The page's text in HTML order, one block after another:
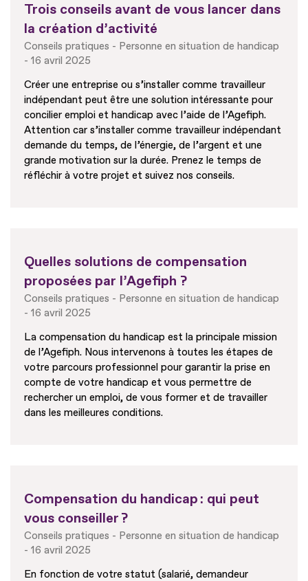
Trois conseils avant de vous lancer dans
la création d’activité
Conseils pratiques
Personne en situation de handicap
16 avril 2025
Créer une entreprise ou s’installer comme travailleur
indépendant peut être une solution intéressante pour
concilier emploi et handicap avec l’aide de l’Agefiph.
Attention car s’installer comme travailleur indépendant
demande du temps, de l’énergie, de l’argent et une
grande motivation sur la durée. Prenez le temps de
réfléchir à votre projet et suivez nos conseils.
Quelles solutions de compensation
proposées par l’Agefiph ?
Conseils pratiques
Personne en situation de handicap
16 avril 2025
La compensation du handicap est la principale mission
de l’Agefiph. Nous intervenons à toutes les étapes de
votre parcours professionnel pour garantir la prise en
compte de votre handicap et vous permettre de
rechercher un emploi, de vous former et de travailler
dans les meilleures conditions.
Compensation du handicap : qui peut
vous conseiller ?
Conseils pratiques
Personne en situation de handicap
16 avril 2025
En fonction de votre statut (salarié, demandeur